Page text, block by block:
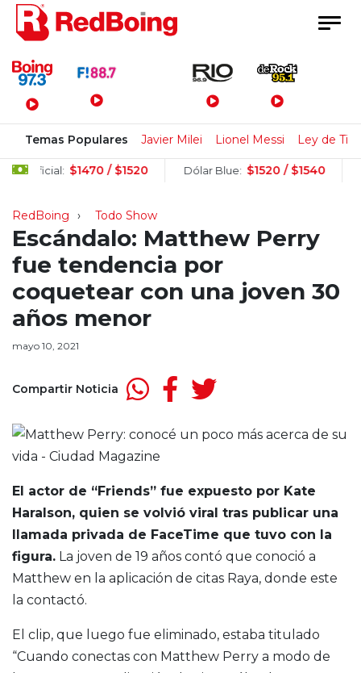
Menú Principal
Temas Populares Javier Milei Lionel Messi Ley de
$1470 / $1520 Dólar Blue: $1520 / $1540
RedBoing Todo Show
Escándalo: Matthew Perry
fue tendencia por
coquetear con una joven 30
años menor
mayo 10, 2021
Compartir Noticia
El actor de “Friends” fue expuesto por Kate
Haralson, quien se volvió viral tras publicar una
llamada privada de FaceTime que tuvo con la
figura. La joven de 19 años contó que conoció a
Matthew en la aplicación de citas Raya, donde este
la contactó.
El clip, que luego fue eliminado, estaba titulado
“Cuando conectas con Matthew Perry a modo de